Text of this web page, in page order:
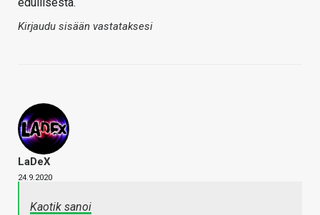
Kirjaudu sisään vastataksesi
LaDeX
24.9.2020
Kaotik sanoi